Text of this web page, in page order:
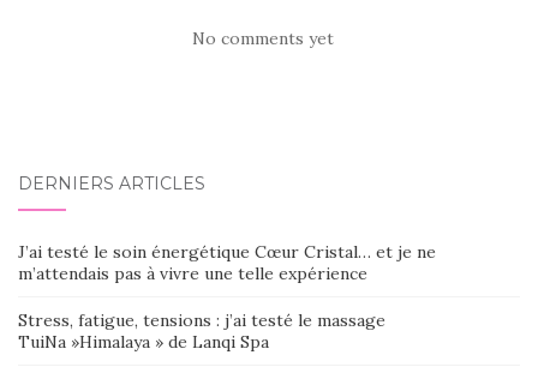
No comments yet
DERNIERS ARTICLES
J’ai testé le soin énergétique Cœur Cristal… et je ne
m’attendais pas à vivre une telle expérience
Stress, fatigue, tensions : j’ai testé le massage
TuiNa »Himalaya » de Lanqi Spa